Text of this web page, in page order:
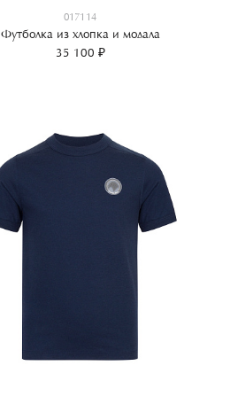
017114
Футболка из хлопка и модала
35 100 ₽